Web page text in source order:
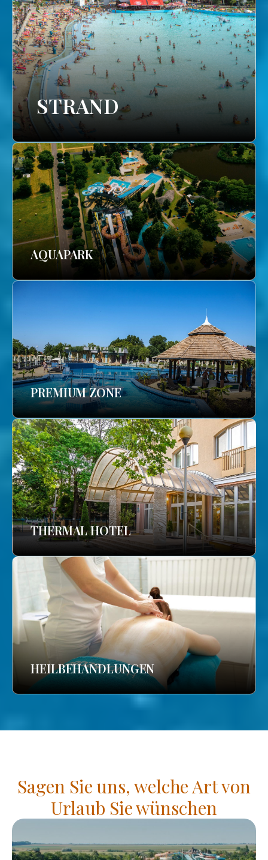
STRAND
AQUAPARK
PREMIUM ZONE
THERMAL HOTEL
HEILBEHANDLUNGEN
Sagen Sie uns, welche Art von
Urlaub Sie wünschen